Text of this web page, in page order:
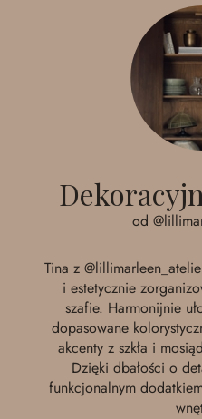
od
Tina z
i estetycznie
szafie. Harmonijnie
dopasowane
akcenty z szkła i
Dzięki dbałości o
funkcjonalnym